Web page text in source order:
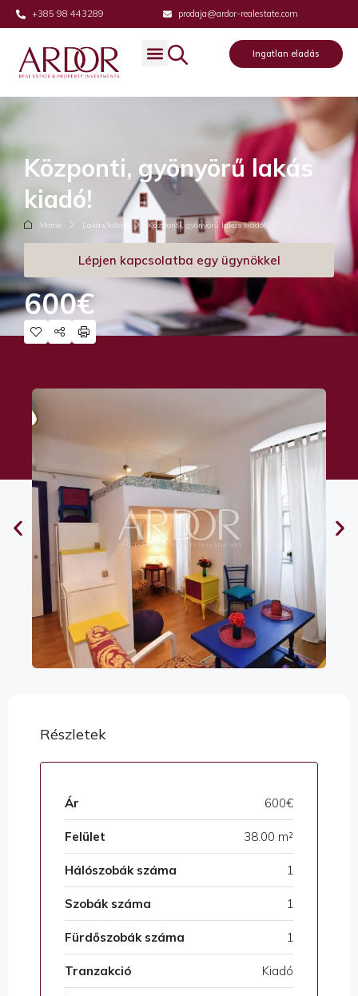
+385 98 443289 prodaja@ardor-realestate.com
Ingatlan eladás
Központi, gyönyörű lakás
kiadó!
Home Lakás/lakás Központi, gyönyörű lakás kiadó!
Lépjen kapcsolatba egy ügynökkel
600€
Részletek
Ár 600€
Felület 38.00 m²
Hálószobák száma 1
Szobák száma 1
Fürdőszobák száma 1
Tranzakció Kiadó